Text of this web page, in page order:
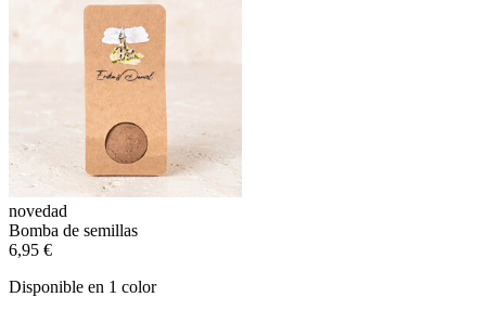
novedad
Bomba de semillas
6,95 €
Disponible en 1 color